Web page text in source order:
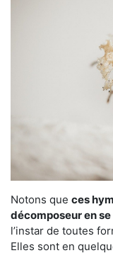
Notons que ces
décomposeur en
l’instar de toutes
Elles sont en